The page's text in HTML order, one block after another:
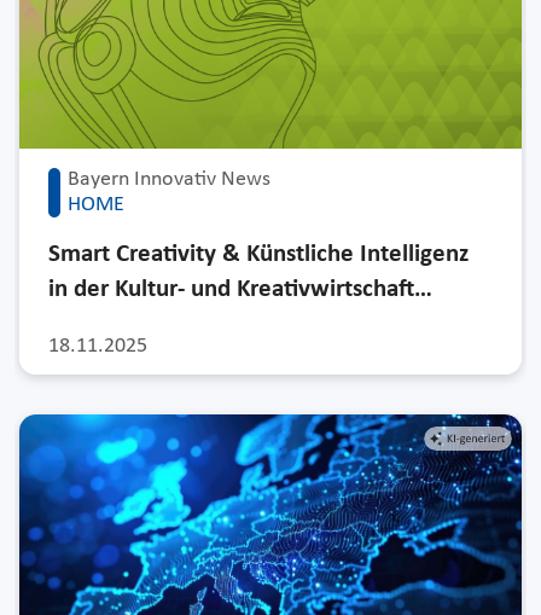
Bayern Innovativ News
HOME
18.11.2025
Smart Creativity & Künstliche Intelligenz
in der Kultur- und Kreativwirtschaft…